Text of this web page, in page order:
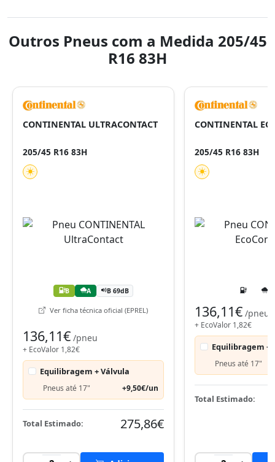
Outros Pneus com a Medida 205/45
R16 83H
CONTINENTAL ULTRACONTACT
205/45 R16 83H
B A B 69dB
Ver ficha técnica oficial (EPREL)
136,11€ /pneu
+ EcoValor 1,82€
Equilibragem + Válvula
Pneus até 17" +9,50€/un
Total Estimado: 275,86€
CONTINENTAL
205/45 R16 83H
136,11€ /pneu
+ EcoValor 1,82€
Equilibragem +
Pneus até 17"
Total Estimado: